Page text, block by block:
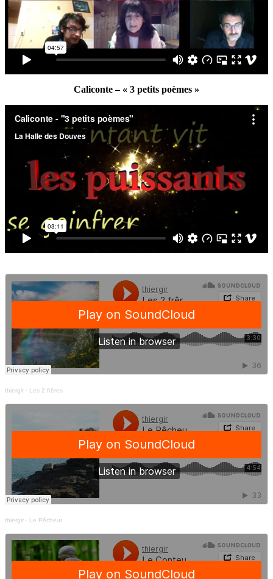
Caliconte – « 3 petits poèmes »
thiergir · Les 2 frêres
thiergir · Le Pêcheur